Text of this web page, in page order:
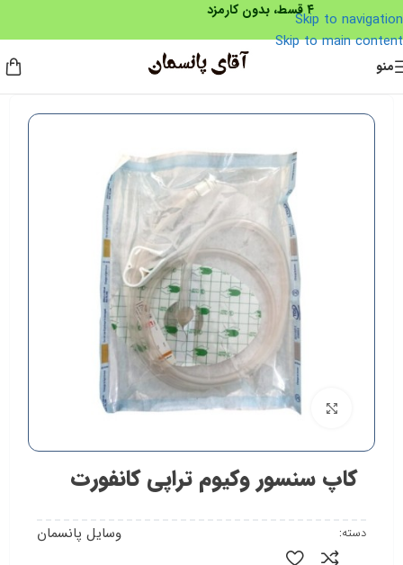
Skip to navigation
Skip to main content
منو
کاپ سنسور وکیوم تراپی کانفورت
بزرگنمایی تصویر
کاپ سنسور وکیوم تراپی کانفورت
دسته: وسایل پانسمان